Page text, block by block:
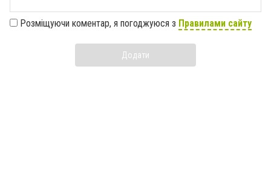
Розміщуючи коментар, я погоджуюся з Правилами сайту
Додати